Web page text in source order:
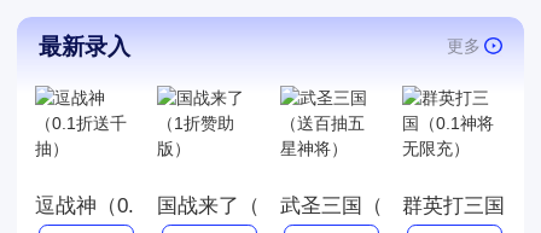
最新录入 更多
逗战神（0.1折送千抽）国战来了（1折赞助版）武圣三国（送百抽五星神将
群英打三国（